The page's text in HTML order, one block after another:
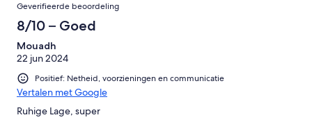
Geverifieerde beoordeling
8/10 – Goed
Mouadh
22 jun 2024
Positief: Netheid, voorzieningen en communicatie
Vertalen met Google
Ruhige Lage, super